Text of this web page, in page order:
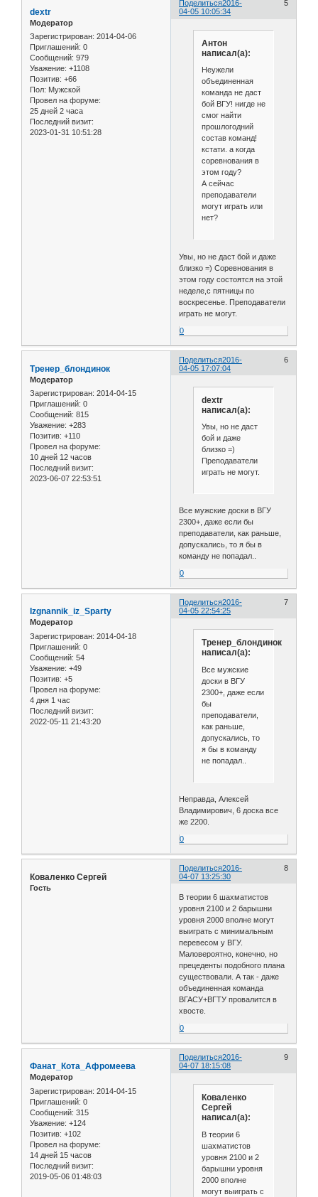
Поделиться 5
2016-
04-05 10:05:34
dextr
Модератор
Зарегистрирован: 2014-04-06
Приглашений: 0
Сообщений: 979
Уважение: +1108
Позитив: +66
Пол: Мужской
Провел на форуме:
25 дней 2 часа
Последний визит:
2023-01-31 10:51:28
Антон
написал(а):
Неужели
объединенная
команда не даст
бой ВГУ! нигде не
смог найти
прошлогодний
состав команд!
кстати. а когда
соревнования в
этом году?
А сейчас
преподаватели
могут играть или
нет?
Увы, но не даст бой и даже
близко =) Соревнования в
этом году состоятся на этой
неделе,с пятницы по
воскресенье. Преподаватели
играть не могут.
0
Поделиться 6
2016-
04-05 17:07:04
Тренер_блондинок
Модератор
Зарегистрирован: 2014-04-15
Приглашений: 0
Сообщений: 815
Уважение: +283
Позитив: +110
Провел на форуме:
10 дней 12 часов
Последний визит:
2023-06-07 22:53:51
dextr
написал(а):
Увы, но не даст
бой и даже
близко =)
Преподаватели
играть не могут.
Все мужские доски в ВГУ
2300+, даже если бы
преподаватели, как раньше,
допускались, то я бы в
команду не попадал..
0
Поделиться 7
2016-
04-05 22:54:25
Izgnannik_iz_Sparty
Модератор
Зарегистрирован: 2014-04-18
Приглашений: 0
Сообщений: 54
Уважение: +49
Позитив: +5
Провел на форуме:
4 дня 1 час
Последний визит:
2022-05-11 21:43:20
Тренер_блондинок
написал(а):
Все мужские
доски в ВГУ
2300+, даже если
бы
преподаватели,
как раньше,
допускались, то
я бы в команду
не попадал..
Неправда, Алексей
Владимирович, 6 доска все
же 2200.
0
Поделиться 8
2016-
04-07 13:25:30
Коваленко Сергей
Гость
В теории 6 шахматистов
уровня 2100 и 2 барышни
уровня 2000 вполне могут
выиграть с минимальным
перевесом у ВГУ.
Маловероятно, конечно, но
прецеденты подобного плана
существовали. А так - даже
объединенная команда
ВГАСУ+ВГТУ провалится в
хвосте.
0
Поделиться 9
2016-
04-07 18:15:08
Фанат_Кота_Афромеева
Модератор
Зарегистрирован: 2014-04-15
Приглашений: 0
Сообщений: 315
Уважение: +124
Позитив: +102
Провел на форуме:
14 дней 15 часов
Последний визит:
2019-05-06 01:48:03
Коваленко
Сергей
написал(а):
В теории 6
шахматистов
уровня 2100 и 2
барышни уровня
2000 вполне
могут выиграть с